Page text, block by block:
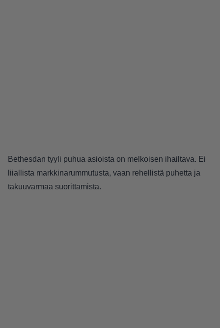
Bethesdan tyyli puhua asioista on melkoisen ihailtava. Ei
liiallista markkinarummutusta, vaan rehellistä puhetta ja
takuuvarmaa suorittamista.